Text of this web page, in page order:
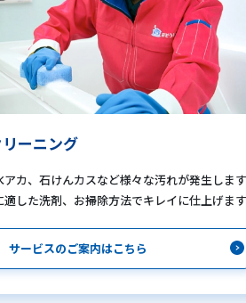
ーニング
カ、石けんカスなど様々な汚れが発生しま
適した洗剤、お掃除方法でキレイに仕上げま
サービスのご案内はこちら